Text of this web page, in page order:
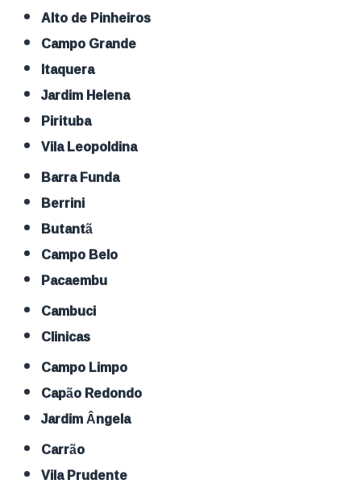
Alto de Pinheiros
Campo Grande
Itaquera
Jardim Helena
Pirituba
Vila Leopoldina
Barra Funda
Berrini
Butantã
Campo Belo
Pacaembu
Cambuci
Clinicas
Campo Limpo
Capão Redondo
Jardim Ângela
Carrão
Vila Prudente